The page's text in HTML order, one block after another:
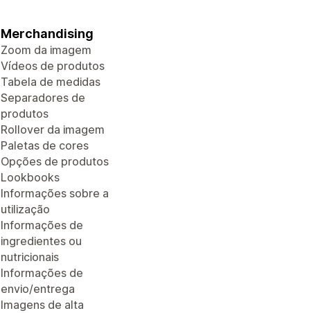
Merchandising
Zoom da imagem
Vídeos de produtos
Tabela de medidas
Separadores de
produtos
Rollover da imagem
Paletas de cores
Opções de produtos
Lookbooks
Informações sobre a
utilização
Informações de
ingredientes ou
nutricionais
Informações de
envio/entrega
Imagens de alta